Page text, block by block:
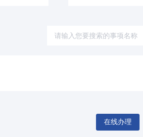
在线办理